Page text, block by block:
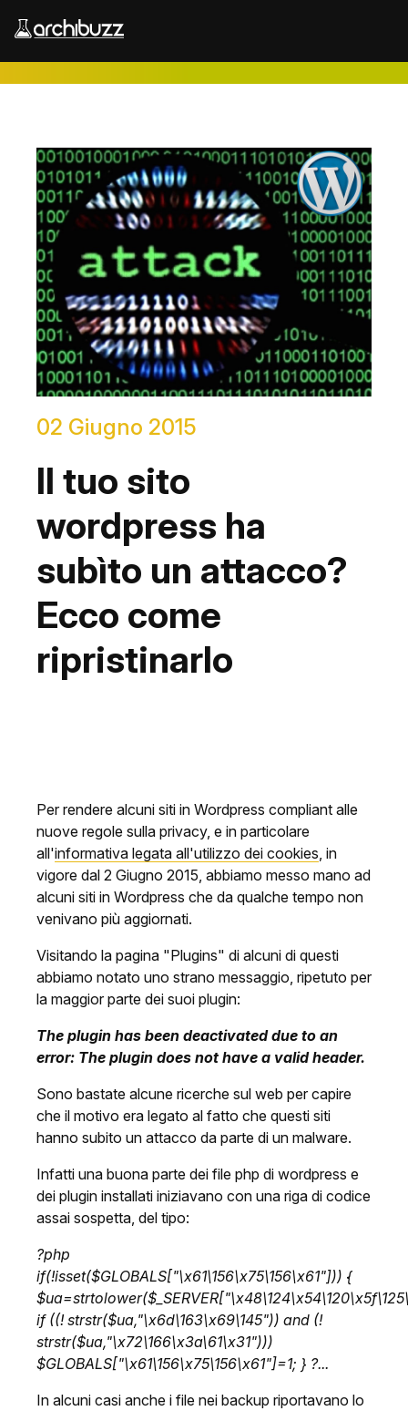
02 Giugno 2015
Il tuo sito
wordpress ha
subìto un attacco?
Ecco come
ripristinarlo
Per rendere alcuni siti in Wordpress compliant alle
nuove regole sulla privacy, e in particolare
all'informativa legata all'utilizzo dei cookies , in
vigore dal 2 Giugno 2015, abbiamo messo mano ad
alcuni siti in Wordpress che da qualche tempo non
venivano più aggiornati.
Visitando la pagina "Plugins" di alcuni di questi
abbiamo notato uno strano messaggio, ripetuto per
la maggior parte dei suoi plugin:
The plugin has been deactivated due to an
error: The plugin does not have a valid header.
Sono bastate alcune ricerche sul web per capire
che il motivo era legato al fatto che questi siti
hanno subito un attacco da parte di un malware.
Infatti una buona parte dei file php di wordpress e
dei plugin installati iniziavano con una riga di codice
assai sospetta, del tipo:
?php
if(!isset($GLOBALS["\x61\156\x75\156\x61"])) {
if ((! strstr($ua,"\x6d\163\x69\145")) and (!
strstr($ua,"\x72\166\x3a\61\x31")))
$GLOBALS["\x61\156\x75\156\x61"]=1; } ?...
In alcuni casi anche i file nei backup riportavano lo